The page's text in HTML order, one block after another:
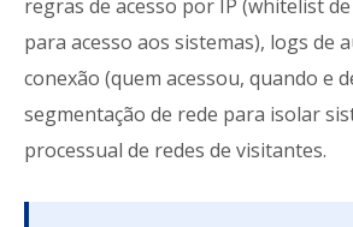
regras de acesso por IP (whitelist
para acesso aos sistemas), logs de
conexão (quem acessou, quando e
segmentação de rede para isolar
processual de redes de visitantes.